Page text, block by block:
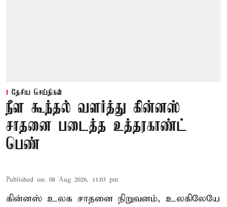
தேசிய செய்திகள்
நீள கூந்தல் வளர்த்து கின்னஸ்
சாதனை படைத்த உத்தரகாண்ட்
பெண்
Published on: 08 Aug 2026, 11:03 pm
கின்னஸ் உலக சாதனை நிறுவனம், உலகிலேயே